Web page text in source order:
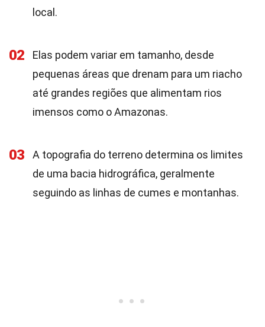
local.
02
Elas podem variar em tamanho, desde
pequenas áreas que drenam para um riacho
até grandes regiões que alimentam rios
imensos como o Amazonas.
03
A topografia do terreno determina os limites
de uma bacia hidrográfica, geralmente
seguindo as linhas de cumes e montanhas.